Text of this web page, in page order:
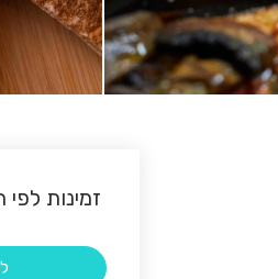
זמינות לפי